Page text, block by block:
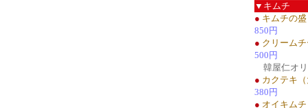
▼キムチ
● キムチの
850円
● クリーム
500円
韓屋仁オ
● カクテキ
380円
● オイキム